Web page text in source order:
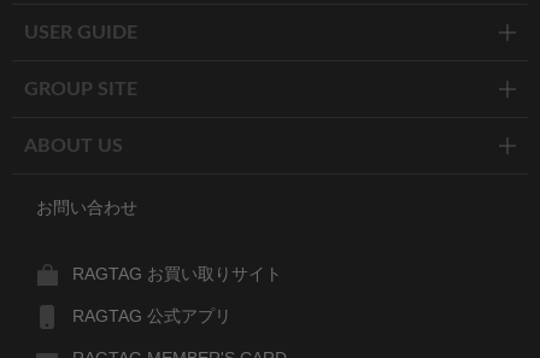
USER GUIDE
GROUP SITE
ABOUT US
お問い合わせ
RAGTAG お買い取りサイト
RAGTAG 公式アプリ